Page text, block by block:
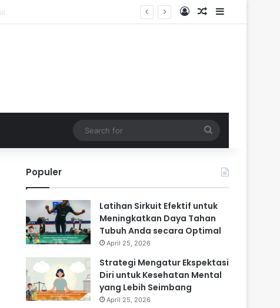
Log InRandom Article
Sidebar
for
Populer
Latihan Sirkuit Efektif untuk
Meningkatkan Daya Tahan
Tubuh Anda secara Optimal
April 25, 2026
Strategi Mengatur Ekspektasi
Diri untuk Kesehatan Mental
yang Lebih Seimbang
April 25, 2026